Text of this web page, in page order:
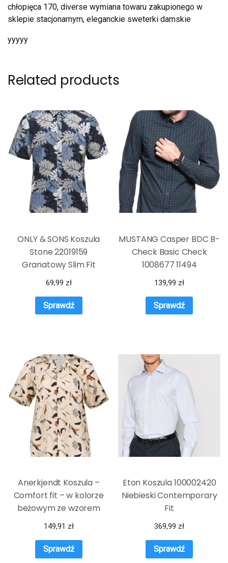
chłopięca 170, diverse wymiana towaru zakupionego w
sklepie stacjonarnym, eleganckie sweterki damskie
yyyyy
Related products
ONLY & SONS Koszula
Stone 22019159
Granatowy Slim Fit
69,99 zł
Sprawdź
MUSTANG Casper BDC B-
Check Basic Check
1008677 11494
139,99 zł
Sprawdź
Anerkjendt Koszula –
Comfort fit – w kolorze
beżowym ze wzorem
149,91 zł
Sprawdź
Eton Koszula 100002420
Niebieski Contemporary
Fit
369,99 zł
Sprawdź